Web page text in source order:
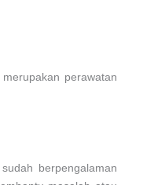
perawatan
berpengalaman